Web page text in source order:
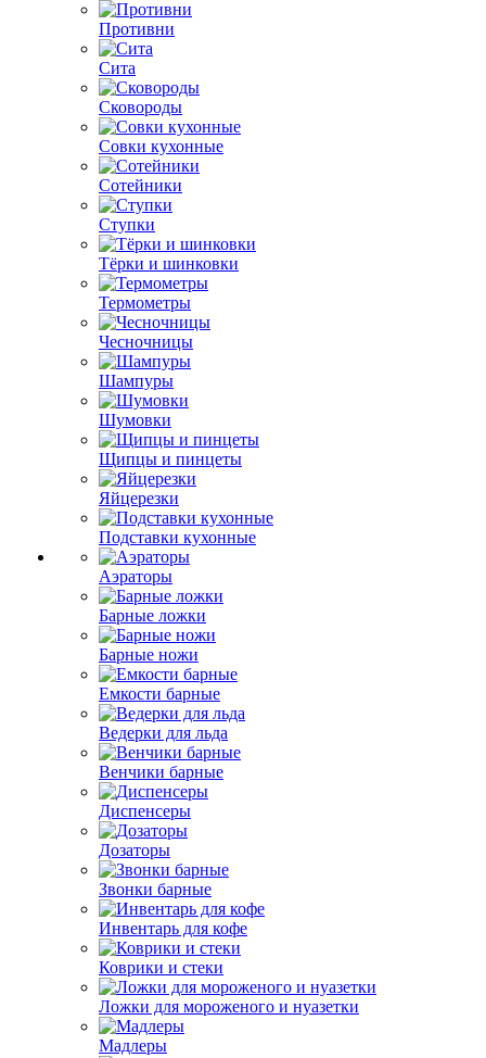
Противни
Сита
Сковороды
Совки кухонные
Сотейники
Ступки
Тёрки и шинковки
Термометры
Чесночницы
Шампуры
Шумовки
Щипцы и пинцеты
Яйцерезки
Подставки кухонные
Аэраторы
Барные ложки
Барные ножи
Емкости барные
Ведерки для льда
Венчики барные
Диспенсеры
Дозаторы
Звонки барные
Инвентарь для кофе
Коврики и стеки
Ложки для мороженого и нуазетки
Мадлеры